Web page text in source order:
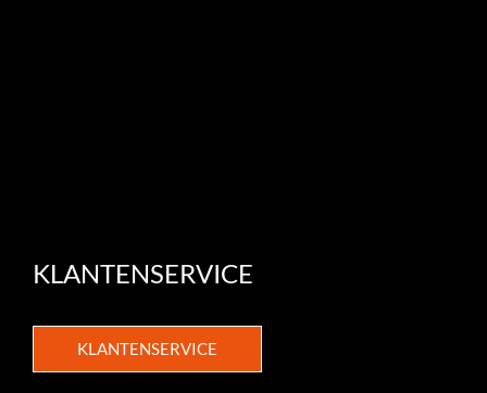
KLANTENSERVICE
KLANTENSERVICE